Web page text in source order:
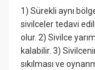
1) Sürekli aynı
sivilceler tedavi
olur. 2) Sivilce
kalabilir. 3)
sıkılması ve